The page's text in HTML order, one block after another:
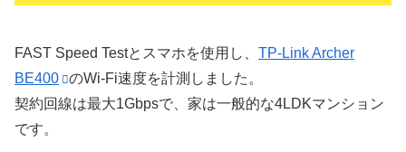
FAST Speed Testとスマホを使用し、 TP-Link Archer
BE400
のWi-Fi速度を計測しました。
契約回線は最大1Gbpsで、家は一般的な4LDKマンション
です。